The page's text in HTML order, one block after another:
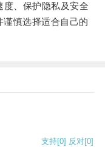
、保护隐私及安全
谨慎选择适合自己的
支持[0] 反对[0]